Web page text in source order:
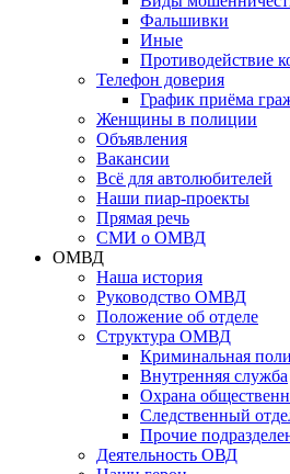
Фальшивки
Иные
Противодействие
Телефон доверия
График приёма
Женщины в полиции
Объявления
Вакансии
Всё для автолюбителей
Наши пиар-проекты
Прямая речь
СМИ о ОМВД
ОМВД
Наша история
Руководство ОМВД
Положение об отделе
Структура ОМВД
Криминальная
Внутренняя служба
Охрана
Следственный
Прочие
Деятельность ОВД